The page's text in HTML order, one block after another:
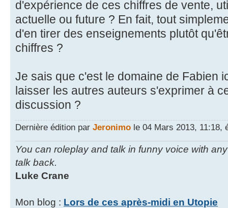
d'expérience de ces chiffres de vente,
actuelle ou future ? En fait, tout
d'en tirer des enseignements plutôt
chiffres ?
Je sais que c'est le domaine de Fabien
laisser les autres auteurs s'exprimer à
discussion ?
Dernière édition par Jeronimo le 04 Mars 2013, 11:18,
You can roleplay and talk in funny voice with
talk back.
Luke Crane
Mon blog : Lors de ces après-midi en Utopie